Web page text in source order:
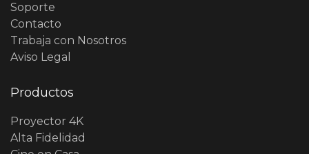
Soporte
Contacto
Trabaja con Nosotros
Aviso Legal
Productos
Proyector 4K
Alta Fidelidad